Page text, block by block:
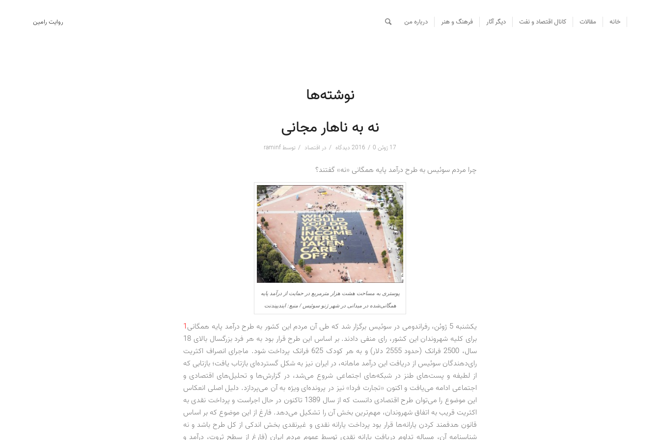
روایت رامین خانه مقالات کانال اقتصاد و نفت دیگر آثار فرهنگ و هنر درباره من
نوشته‌ها
نه به ناهار مجانی
17 ژوئن 2016 / 0 دیدگاه / در اقتصاد / توسط raminf
چرا مردم سوئیس به طرح درآمد پایه همگانی «نه» گفتند؟
پوستری به مساحت هشت هزار مترمربع در حمایت از درآمد پایه
همگانی‌شده در میدانی در شهر ژنو سوئیس / منبع: ایندیپندنت
یکشنبه 5 ژوئن، رفراندومی در سوئیس برگزار شد که طی آن مردم این کشور به طرح درآمد پایه همگانی
1
برای کلیه شهروندان این کشور، رای منفی دادند. بر اساس این طرح قرار بود به هر فرد بزرگسال بالای 18
سال، 2500 فرانک (حدود 2555 دلار) و به هر کودک 625 فرانک پرداخت شود. ماجرای انصراف اکثریت
رای‌دهندگان سوئیس از دریافت این درآمد ماهانه، در ایران نیز به شکل گسترده‌ای بازتاب یافت؛ بازتابی که
از لطیفه و پست‌های طنز در شبکه‌های اجتماعی شروع می‌شد، در گزارش‌ها و تحلیل‌های اقتصادی و
اجتماعی ادامه می‌یافت و اکنون «تجارت فردا» نیز در پرونده‌ای ویژه به آن می‌پردازد. دلیل اصلی انعکاس
این موضوع را می‌توان طرح اقتصادی دانست که از سال 1389 تاکنون در حال اجراست و پرداخت نقدی به
اکثریت قریب به اتفاق شهروندان، مهم‌ترین بخش آن را تشکیل می‌دهد. فارغ از این موضوع که بر اساس
قانون هدفمند کردن یارانه‌ها قرار بود پرداخت یارانه نقدی و غیرنقدی بخش اندکی از کل طرح باشد و نه
شناسنامه آن، مساله تداوم دریافت یارانه نقدی توسط عموم مردم ایران (فارغ از سطح ثروت، درآمد و